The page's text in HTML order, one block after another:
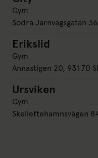
Gym
Södra Järnvägsgatan
Erikslid
Erikslid
Gym
Annastigen 20, 931 70
Ursviken
Ursviken
Gym
Skelleftehamnsvägen